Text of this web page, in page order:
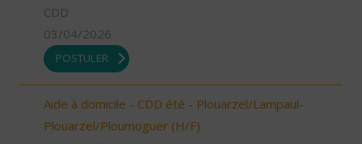
CDD
03/04/2026
POSTULER
Aide à domicile - CDD été - Plouarzel/Lampaul-
Plouarzel/Ploumoguer (H/F)